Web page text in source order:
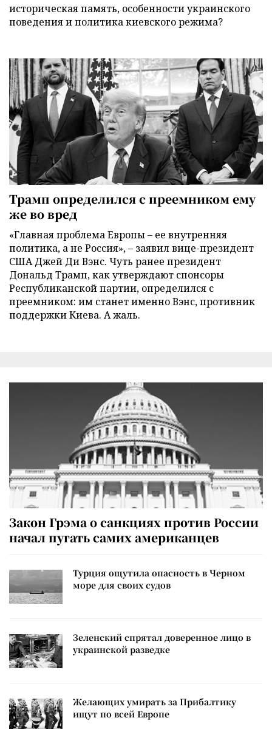
историческая память, особенности украинского
поведения и политика киевского режима?
Трамп определился с преемником ему
же во вред
«Главная проблема Европы – ее внутренняя
политика, а не Россия», – заявил вице-президент
США Джей Ди Вэнс. Чуть ранее президент
Дональд Трамп, как утверждают спонсоры
Республиканской партии, определился с
преемником: им станет именно Вэнс, противник
поддержки Киева. А жаль.
Закон Грэма о санкциях против России
начал пугать самих американцев
Турция ощутила опасность в Черном
море для своих судов
Зеленский спрятал доверенное лицо в
украинской разведке
Желающих умирать за Прибалтику
ищут по всей Европе